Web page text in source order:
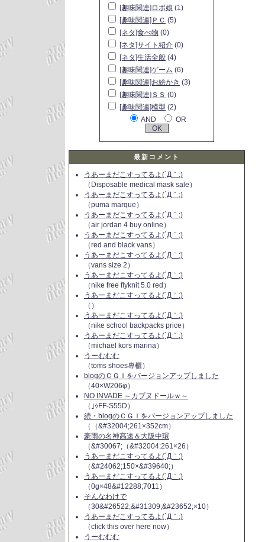
[趣味関連]ロボ娘 (1)
[趣味関連]ＰＣ (5)
[ネタ]食べ物 (0)
[ネタ]サイト紹介 (0)
[ネタ]生活全般 (4)
[趣味関連]ゲーム (6)
[趣味関連]お絵かき (3)
[趣味関連]ＳＳ (0)
[趣味関連]模型 (2)
AND
OR
最新コメント
うあーまだこすってるよ(´Д｀;)
（Disposable medical mask sale）
うあーまだこすってるよ(´Д｀;)
（puma marque）
うあーまだこすってるよ(´Д｀;)
（air jordan 4 buy online）
うあーまだこすってるよ(´Д｀;)
（red and black vans）
うあーまだこすってるよ(´Д｀;)
（vans size 2）
うあーまだこすってるよ(´Д｀;)
（nike free flyknit 5.0 red）
うあーまだこすってるよ(´Д｀;)
（）
うあーまだこすってるよ(´Д｀;)
（nike school backpacks price）
うあーまだこすってるよ(´Д｀;)
（michael kors marina）
うーむむむ
（toms shoes專櫃）
blogのＣＧＩをバージョンアップしました
（40×W206φ）
NO INVADE ～カプヌドールｗ～
（｣ｩFF-S55D）
続・blogのＣＧＩをバージョンアップしました
（（&#32004;261×352cm）
豪雨の名神高速＆大阪中環
（&#30067;（&#32004;261×26）
うあーまだこすってるよ(´Д｀;)
（&#24062;150×&#39640;）
うあーまだこすってるよ(´Д｀;)
（0g×48&#12288;7011）
そんなわけで
（30&#26522;&#31309;&#23652;×10）
うあーまだこすってるよ(´Д｀;)
（click this over here now）
うーむむむ